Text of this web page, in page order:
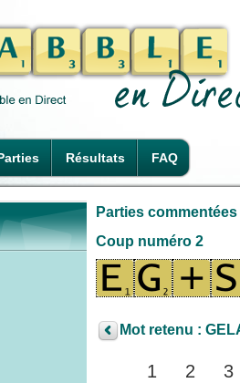
Résultats FAQ
Parties
Coup numéro 2
Mot retenu :
1 2
3